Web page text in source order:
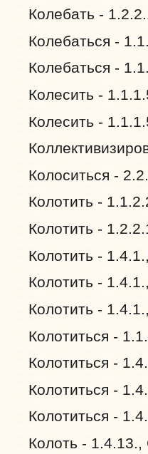
Колебать -
Колебаться -
Колебаться -
Колесить -
Колесить -
Колоситься -
Колотить -
Колотить -
Колотить -
Колотить -
Колотить -
Колотиться -
Колотиться -
Колотиться -
Колотиться -
Колоть -